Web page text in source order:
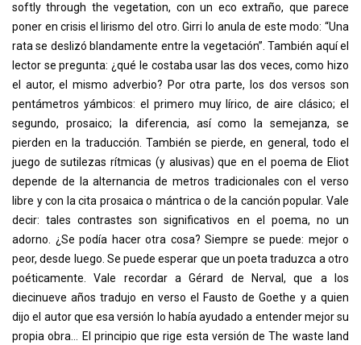
softly through the vegetation, con un eco extraño, que parece
poner en crisis el lirismo del otro. Girri lo anula de este modo: “Una
rata se deslizó blandamente entre la vegetación”. También aquí el
lector se pregunta: ¿qué le costaba usar las dos veces, como hizo
el autor, el mismo adverbio? Por otra parte, los dos versos son
pentámetros yámbicos: el primero muy lírico, de aire clásico; el
segundo, prosaico; la diferencia, así como la semejanza, se
pierden en la traducción. También se pierde, en general, todo el
juego de sutilezas rítmicas (y alusivas) que en el poema de Eliot
depende de la alternancia de metros tradicionales con el verso
libre y con la cita prosaica o mántrica o de la canción popular. Vale
decir: tales contrastes son significativos en el poema, no un
adorno. ¿Se podía hacer otra cosa? Siempre se puede: mejor o
peor, desde luego. Se puede esperar que un poeta traduzca a otro
poéticamente. Vale recordar a Gérard de Nerval, que a los
diecinueve años tradujo en verso el Fausto de Goethe y a quien
dijo el autor que esa versión lo había ayudado a entender mejor su
propia obra... El principio que rige esta versión de The waste land